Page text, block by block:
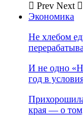
Prev Next
Экономика
Не хлебом
И не одно
год в
края — о